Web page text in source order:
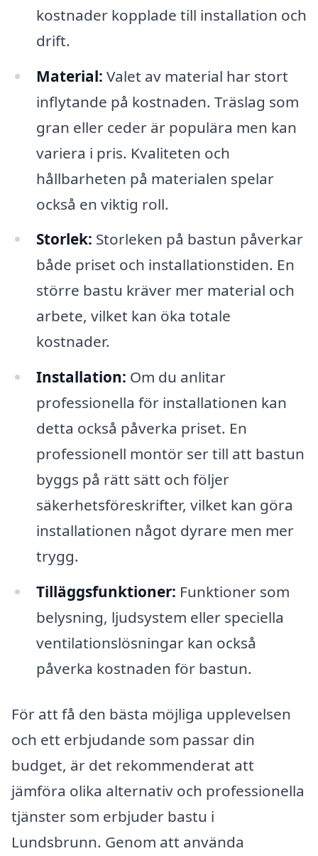
kostnader kopplade till installation och
drift.
Material: Valet av material har stort
inflytande på kostnaden. Träslag som
gran eller ceder är populära men kan
variera i pris. Kvaliteten och
hållbarheten på materialen spelar
också en viktig roll.
Storlek: Storleken på bastun påverkar
både priset och installationstiden. En
större bastu kräver mer material och
arbete, vilket kan öka totale
kostnader.
Installation: Om du anlitar
professionella för installationen kan
detta också påverka priset. En
professionell montör ser till att bastun
byggs på rätt sätt och följer
säkerhetsföreskrifter, vilket kan göra
installationen något dyrare men mer
trygg.
Tilläggsfunktioner: Funktioner som
belysning, ljudsystem eller speciella
ventilationslösningar kan också
påverka kostnaden för bastun.
För att få den bästa möjliga upplevelsen
och ett erbjudande som passar din
budget, är det rekommenderat att
jämföra olika alternativ och professionella
tjänster som erbjuder bastu i
Lundsbrunn. Genom att använda